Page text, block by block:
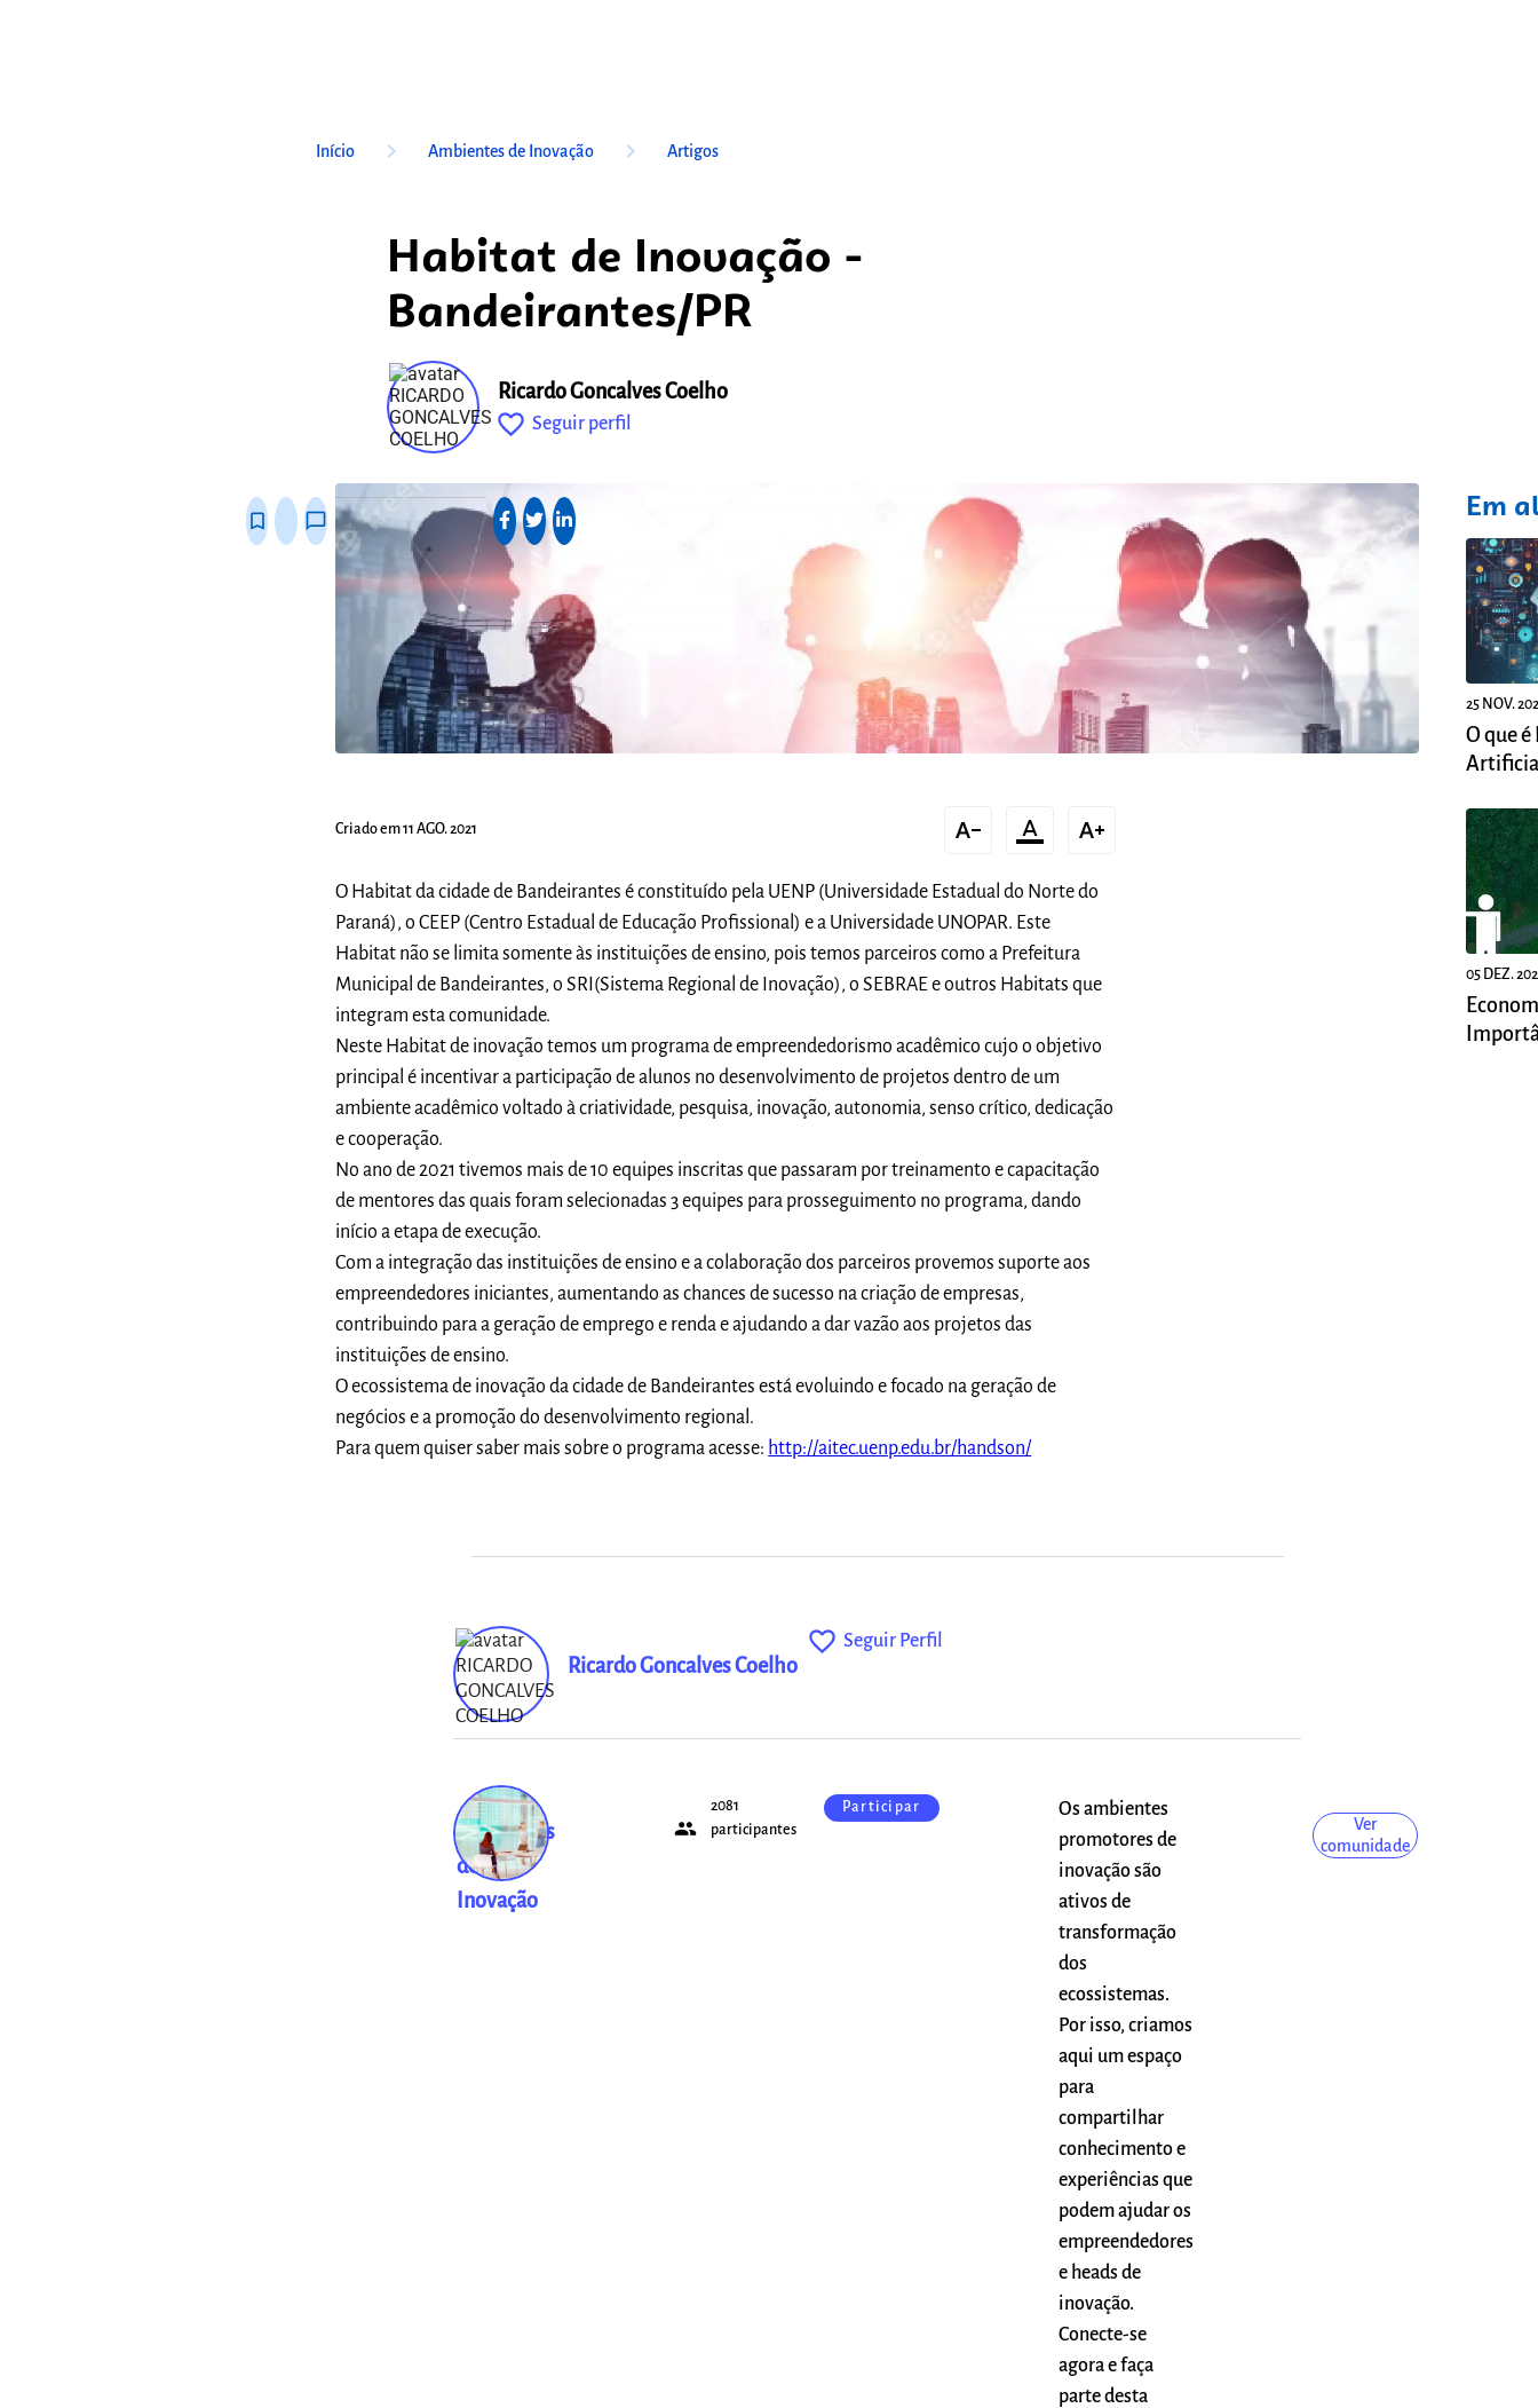
Início keyboard_arrow_right Ambientes de Inovação keyboard_arrow_right Artigos
Habitat de Inovação -
Bandeirantes/PR
Ricardo Goncalves Coelho
favorite_outline Seguir perfil
fixo
bookmark_border thumb_up_alt chat_bubble_outline
Criado em 11 AGO. 2021 text_decrease format_color_text text_increase
O Habitat da cidade de Bandeirantes é constituído pela UENP (Universidade Estadual do Norte do
Paraná), o CEEP (Centro Estadual de Educação Profissional) e a Universidade UNOPAR. Este
Habitat não se limita somente às instituições de ensino, pois temos parceiros como a Prefeitura
Municipal de Bandeirantes, o SRI(Sistema Regional de Inovação), o SEBRAE e outros Habitats que
integram esta comunidade.
Neste Habitat de inovação temos um programa de empreendedorismo acadêmico cujo o objetivo
principal é incentivar a participação de alunos no desenvolvimento de projetos dentro de um
ambiente acadêmico voltado à criatividade, pesquisa, inovação, autonomia, senso crítico, dedicação
e cooperação.
No ano de 2021 tivemos mais de 10 equipes inscritas que passaram por treinamento e capacitação
de mentores das quais foram selecionadas 3 equipes para prosseguimento no programa, dando
início a etapa de execução.
Com a integração das instituições de ensino e a colaboração dos parceiros provemos suporte aos
empreendedores iniciantes, aumentando as chances de sucesso na criação de empresas,
contribuindo para a geração de emprego e renda e ajudando a dar vazão aos projetos das
instituições de ensino.
O ecossistema de inovação da cidade de Bandeirantes está evoluindo e focado na geração de
negócios e a promoção do desenvolvimento regional.
Para quem quiser saber mais sobre o programa acesse: http://aitec.uenp.edu.br/handson/
Ricardo Goncalves Coelho
favorite_outline Seguir Perfil
Ambientes
de
Inovação
people
2081
participantes
Participar
Os ambientes
promotores de
inovação são
ativos de
transformação
dos
ecossistemas.
Por isso, criamos
aqui um espaço
para
compartilhar
conhecimento e
experiências que
podem ajudar os
empreendedores
e heads de
inovação.
Conecte-se
agora e faça
parte desta
Ver
comunidade
fixo
Em
25 NOV.
O que
05 DEZ.